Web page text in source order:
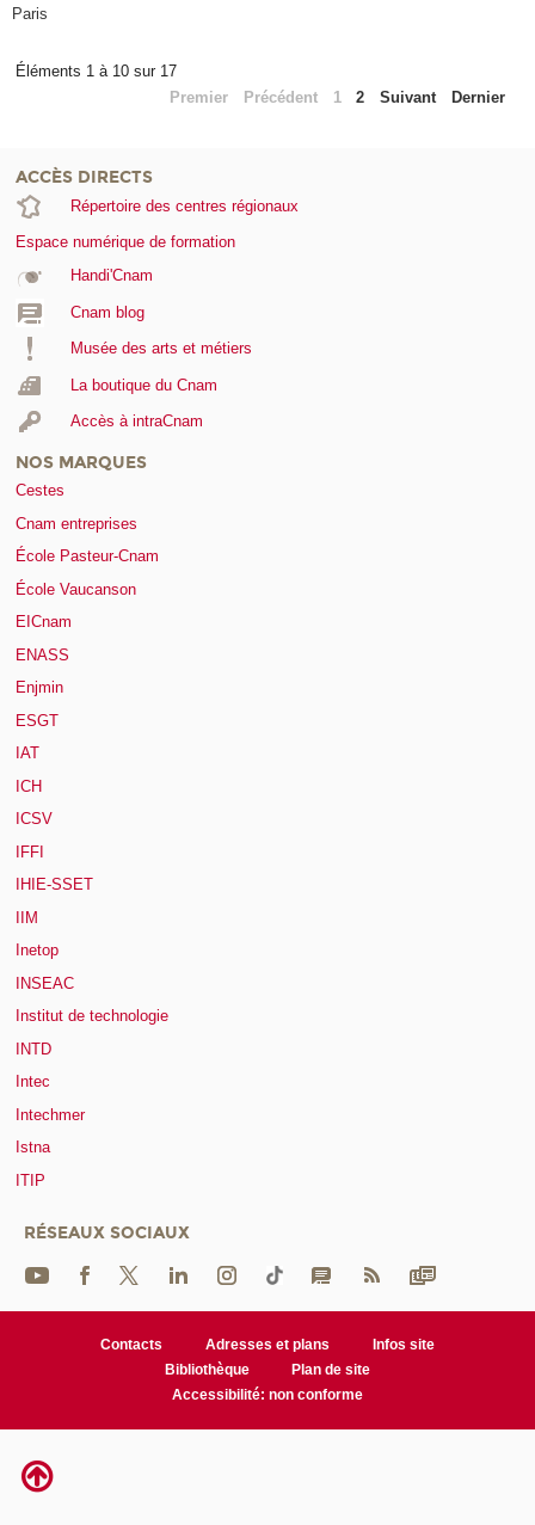
Paris
Éléments 1 à 10 sur 17
Premier
Précédent 1 2 Suivant Dernier
ACCÈS DIRECTS
Répertoire des centres régionaux
Espace numérique de formation
Handi'Cnam
Cnam blog
Musée des arts et métiers
La boutique du Cnam
Accès à intraCnam
NOS MARQUES
Cestes
Cnam entreprises
École Pasteur-Cnam
École Vaucanson
EICnam
ENASS
Enjmin
ESGT
IAT
ICH
ICSV
IFFI
IHIE-SSET
IIM
Inetop
INSEAC
Institut de technologie
INTD
Intec
Intechmer
Istna
ITIP
RÉSEAUX SOCIAUX
Contacts Adresses et plans
Infos site
Bibliothèque
Plan de site
Accessibilité: non conforme